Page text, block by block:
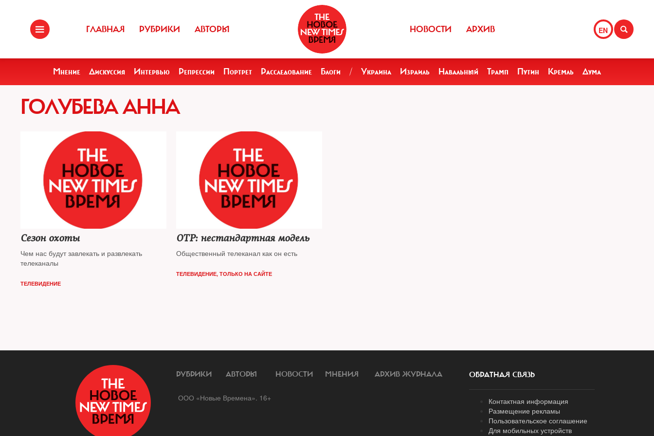
ГЛАВНАЯ РУБРИКИ АВТОРЫ EN
НОВОСТИ АРХИВ
Мнение Дискуссия Интервью Репрессии Портрет Расследование Блоги / Украина Израиль Навальный Трамп Путин Кремль Дума
ГОЛУБЕВА АННА
Сезон охоты
Чем нас будут завлекать и развлекать
телеканалы
ТЕЛЕВИДЕНИЕ
ОТР: нестандартная модель
Общественный телеканал как он есть
ТЕЛЕВИДЕНИЕ, ТОЛЬКО НА САЙТЕ
РУБРИКИ АВТОРЫ НОВОСТИ МНЕНИЯ АРХИВ ЖУРНАЛА
ООО «Новые Времена». 16+
ОБРАТНАЯ СВЯЗЬ
Контактная информация
Размещение рекламы
Пользовательское соглашение
Для мобильных устройств